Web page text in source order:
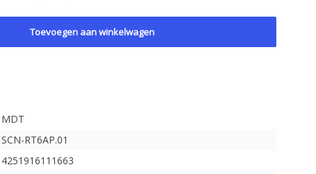
Toevoegen aan winkelwagen
MDT
SCN-RT6AP.01
4251916111663